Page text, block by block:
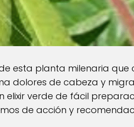
esta planta milenaria
dolores de cabeza y
elixir verde de fácil
de acción y